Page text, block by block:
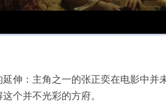
伸：主角之一的张正奕在电影中并
个并不光彩的方府。